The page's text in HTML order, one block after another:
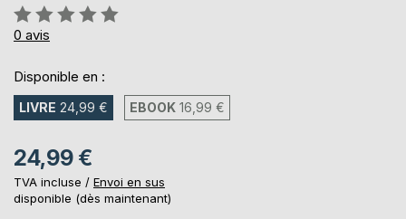
Évaluation:
0%
0 avis
Disponible en :
LIVRE 24,99 € EBOOK 16,99 €
24,99 €
TVA incluse / Envoi en sus
disponible (dès maintenant)